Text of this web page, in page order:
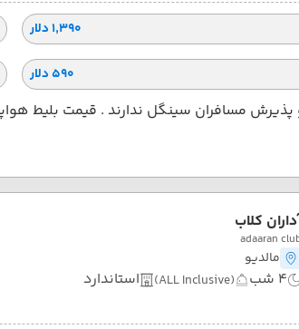
۱٬۳۹۰ دلار
۵۹۰ دلار
مسافران سینگل ندارند . قیمت بلیط
کلاب
adaaran
مالدیو
4 شب (ALL Inclusive) استاندارد